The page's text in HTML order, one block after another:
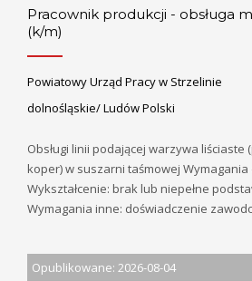
Pracownik produkcji - obsługa
(k/m)
Powiatowy Urząd Pracy w Strzelinie
dolnośląskie/ Ludów Polski
Obsługi linii podającej warzywa liściaste
koper) w suszarni taśmowej
Wykształcenie: brak lub niepełne
Wymagania inne: doświadczenie
Opublikowane: 2026-08-04